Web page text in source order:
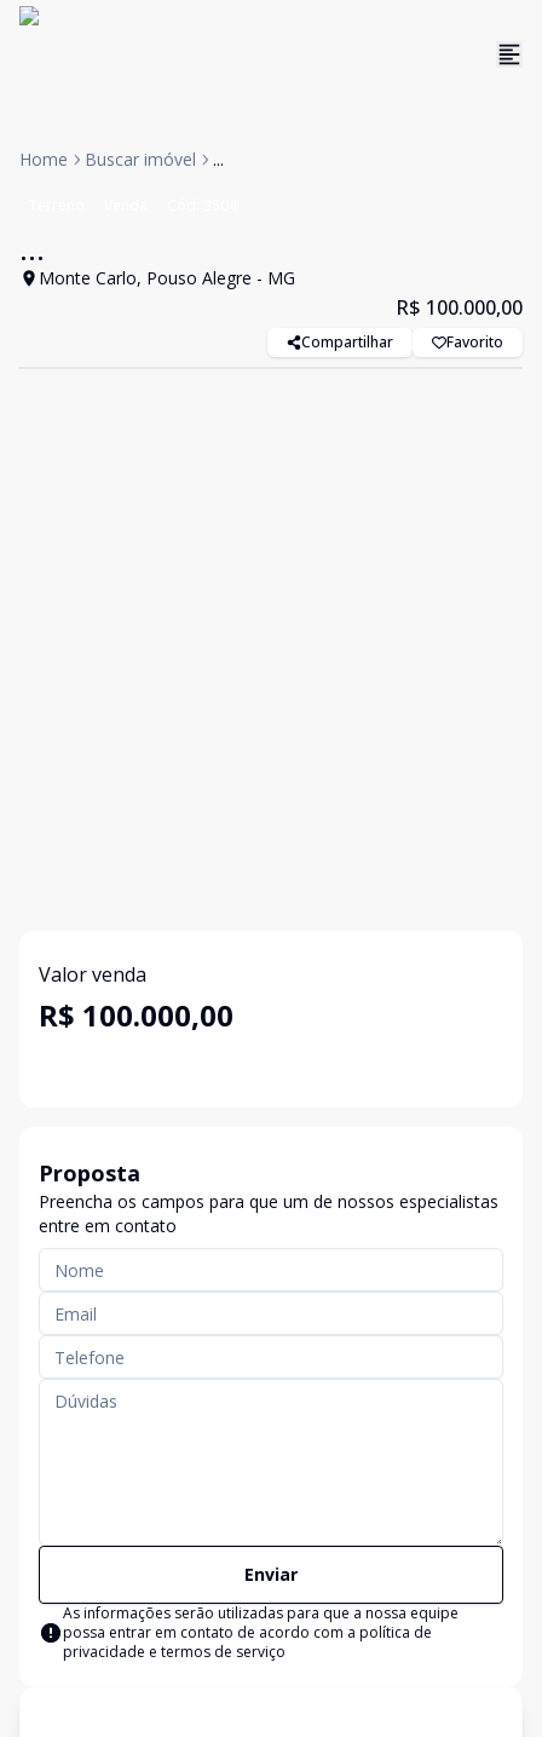
Home Buscar imóvel ...
...
Monte Carlo, Pouso Alegre - MG
R$ 100.000,00
Compartilhar Favorito
Valor venda
R$ 100.000,00
Proposta
Preencha os campos para que um de nossos especialistas
entre em contato
Enviar
As informações serão utilizadas para que a nossa equipe
possa entrar em contato de acordo com a política de
privacidade e termos de serviço